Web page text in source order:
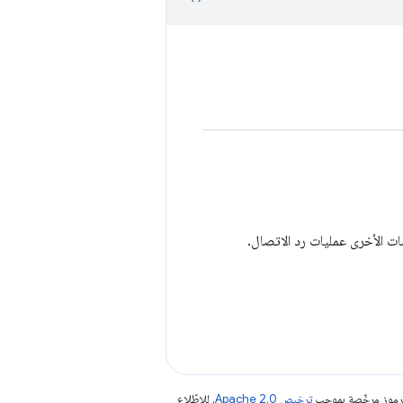
مرخّصة بموجبترخيص Apache 2.0‏ . للاطّلاع